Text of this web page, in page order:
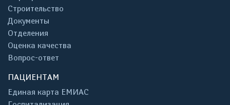
Строительство
Документы
Отделения
Оценка качества
Вопрос-ответ
ПАЦИЕНТАМ
Единая карта ЕМИАС